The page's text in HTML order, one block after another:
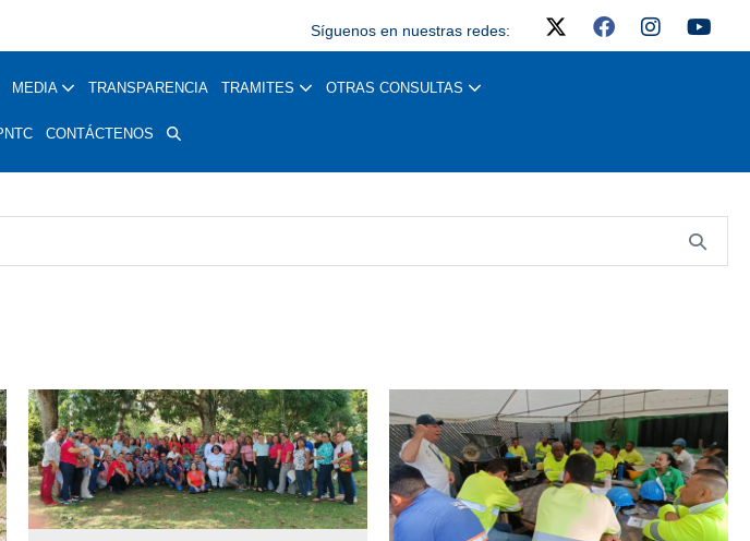
Síguenos en nuestras redes:
MEDIA TRANSPARENCIA TRAMITES OTRAS CONSULTAS
CONTÁCTENOS